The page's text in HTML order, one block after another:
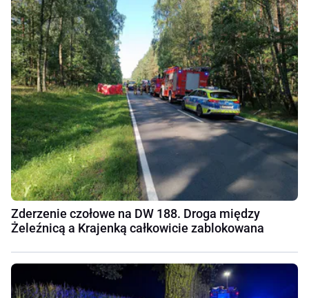
Zderzenie czołowe na DW 188. Droga między
Żeleźnicą a Krajenką całkowicie zablokowana